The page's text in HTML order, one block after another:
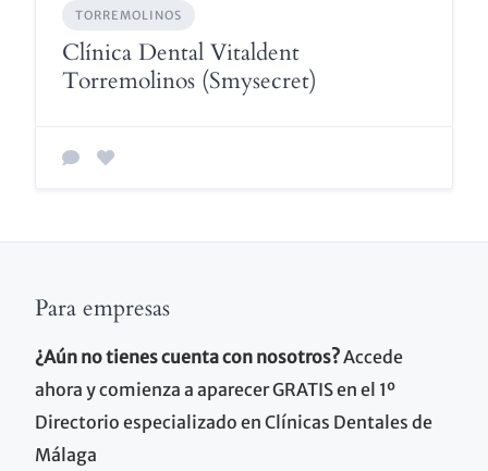
TORREMOLINOS
Clínica Dental Vitaldent
Torremolinos (Smysecret)
Para empresas
¿Aún no tienes cuenta con nosotros?Accede
ahora y comienza a aparecer GRATIS en el 1º
Directorio especializado en Clínicas Dentales de
Málaga